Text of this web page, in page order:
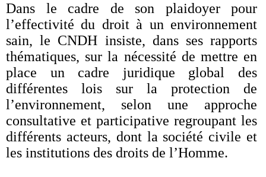
Dans le cadre de son plaidoyer pour
l’effectivité du droit à un environnement
sain, le CNDH insiste, dans ses rapports
thématiques, sur la nécessité de mettre en
place un cadre juridique global des
différentes lois sur la protection de
l’environnement, selon une approche
consultative et participative regroupant les
différents acteurs, dont la société civile et
les institutions des droits de l’Homme.